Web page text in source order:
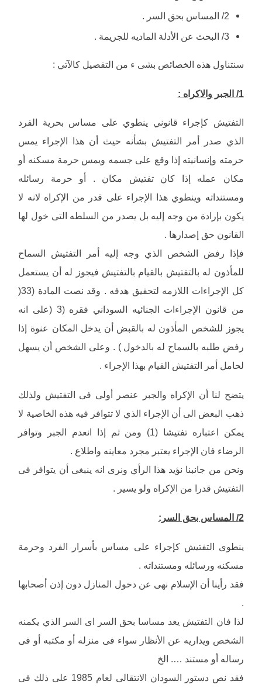
2/ المساس بحق السر .
3/ البحث عن الأدلة الماديه للجريمة .
سنتناول هذه الخصائص بشى ء من التفصيل كالآتي :
1/ الجبر والاكراه :
التفتيش كإجراء قانوني ينطوي على مساس بحرية الفرد
الذي صدر أمر التفتيش بشأنه حيث أن هذا الإجراء يمس
حرمته وإنسانيته إذا وقع على جسمه ويمس حرمة مسكنه أو
مكان عمله إذا كان تفتيش مكان . أو حرمة رسائله
ومستنداته وينطوي هذا الإجراء على قدر من الإكراه لانه لا
يكون بإرادة من وجه إليه بل يصدر من السلطه التى خول لها
القانون حق إصدارها .
فإذا رفض الشخص الذي وجه إليه أمر التفتيش السماح
للمأذون له بالتفتيش بالقيام بالتفتيش فيجوز له أن يستعمل
كل الإجراءات اللازمه لتحقيق هدفه . وقد نصت المادة (33(
من قانون الإجراءات الجنائيه السوداني فقره (3 (على انه
يجوز للشخص المأذون له بالقبض أن يدخل المكان عنوة إذا
رفض طلبه بالسماح له بالدخول ) . وعلى الشخص أن يسهل
لحامل أمر التفتيش القيام بهذا الإجراء .
يتضح لنا أن الإكراه والجبر عنصر أولى فى التفتيش ولذلك
ذهب البعض الى أن الإجراء الذي لا تتوافر فيه هذه الخاصية لا
يمكن اعتباره تفتيشا (1) ومن ثم إذا انعدم الجبر وتوافر
الرضاء فان الإجراء يعتبر مجرد معاينه واطلاع .
ونحن من جانبنا نؤيد هذا الرأي ونرى انه ينبغى أن يتوافر فى
التفتيش قدرا من الإكراه ولو يسير .
2/ المساس بحق السر:
ينطوى التفتيش كإجراء على مساس بأسرار الفرد وحرمة
مسكنه ورسائله ومستنداته .
فقد رأينا أن الإسلام نهى عن دخول المنازل دون إذن أصحابها
لذا فان التفتيش يعد مساسا بحق السر اى السر الذي يكمنه
الشخص ويداريه عن الأنظار سواء فى منزله أو مكتبه أو فى
رساله أو مستند …. الخ
فقد نص دستور السودان الانتقالى لعام 1985 على ذلك فى